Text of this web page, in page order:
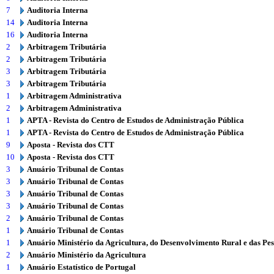
7
Auditoria Interna
14
Auditoria Interna
16
Auditoria Interna
2
Arbitragem Tributária
2
Arbitragem Tributária
3
Arbitragem Tributária
3
Arbitragem Tributária
1
Arbitragem Administrativa
2
Arbitragem Administrativa
1
APTA - Revista do Centro de Estudos de Administração Pública
1
APTA - Revista do Centro de Estudos de Administração Pública
9
Aposta - Revista dos CTT
10
Aposta - Revista dos CTT
3
Anuário Tribunal de Contas
3
Anuário Tribunal de Contas
3
Anuário Tribunal de Contas
3
Anuário Tribunal de Contas
2
Anuário Tribunal de Contas
1
Anuário Tribunal de Contas
1
Anuário Ministério da Agricultura, do Desenvolvimento Rural e das
2
Anuário Ministério da Agricultura
1
Anuário Estatístico de Portugal